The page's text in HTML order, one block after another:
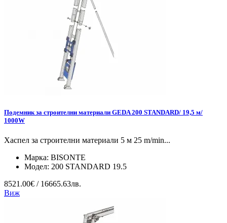
Подемник за строителни материали GEDA 200 STANDARD/ 19,5 м/
1000W
Хаспел за строителни материали 5 м 25 m/min...
Марка: BISONTE
Модел: 200 STANDARD 19.5
8521.00€ / 16665.63лв.
Виж